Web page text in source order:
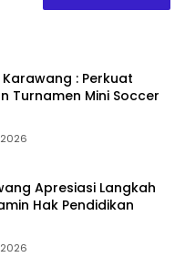
Karawang : Perkuat
Turnamen Mini Soccer
Apresiasi Langkah
Hak Pendidikan